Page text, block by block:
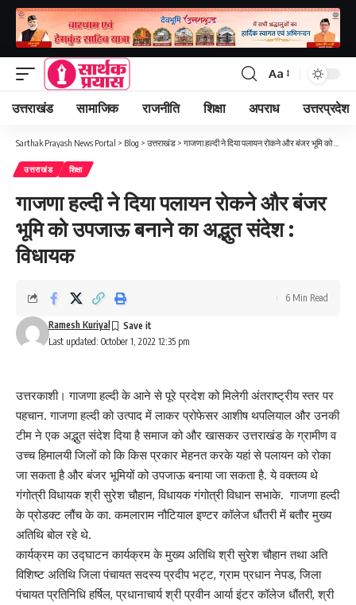
Font
Resizer
Aa
उत्तराखंड सामाजिक राजनीति शिक्षा अपराध उत्तरप्रदेश
Sarthak Prayash News Portal > Blog > उत्तराखंड > गाजणा हल्दी ने दिया पलायन रोकने और बंजर भूमि को उपजाऊ बनाने का अद्भुत संदेश : विधायक
उत्तराखंड शिक्षा
गाजणा हल्दी ने दिया पलायन रोकने और बंजर
भूमि को उपजाऊ बनाने का अद्भुत संदेश :
विधायक
Last updated: October 1, 2022 12:35 pm
Ramesh Kuriyal
6 Min Read
उत्तरकाशी। गाजणा हल्दी के आने से पूरे प्रदेश को मिलेगी अंतराष्ट्रीय स्तर पर
पहचान. गाजणा हल्दी को उत्पाद में लाकर प्रोफेसर आशीष थपलियाल और उनकी
टीम ने एक अद्भुत संदेश दिया है समाज को और खासकर उत्तराखंड के ग्रामीण व
उच्च हिमालयी जिलों को कि किस प्रकार मेहनत करके यहां से पलायन को रोका
जा सकता है और बंजर भूमियों को उपजाऊ बनाया जा सकता है. ये वक्तव्य थे
गंगोत्री विधायक श्री सुरेश चौहान, विधायक गंगोत्री विधान सभाके. गाजणा हल्दी
के प्रोडक्ट लौंच के का. कमलाराम नौटियाल इण्टर कॉलेज धौंतरी में बतौर मुख्य
अतिथि बोल रहे थे.
कार्यक्रम का उद्घाटन कार्यक्रम के मुख्य अतिथि श्री सुरेश चौहान तथा अति
विशिष्ट अतिथि जिला पंचायत सदस्य प्रदीप भट्ट, ग्राम प्रधान नेपड, जिला
पंचायत प्रतिनिधि हर्षिल, प्रधानाचार्य श्री प्रवीन आर्या इंटर कॉलेज धौंतरी, श्री